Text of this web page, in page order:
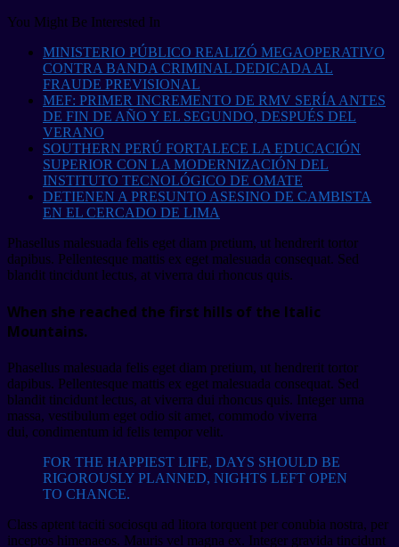
You Might Be Interested In
MINISTERIO PÚBLICO REALIZÓ MEGAOPERATIVO
CONTRA BANDA CRIMINAL DEDICADA AL
FRAUDE PREVISIONAL
MEF: PRIMER INCREMENTO DE RMV SERÍA ANTES
DE FIN DE AÑO Y EL SEGUNDO, DESPUÉS DEL
VERANO
SOUTHERN PERÚ FORTALECE LA EDUCACIÓN
SUPERIOR CON LA MODERNIZACIÓN DEL
INSTITUTO TECNOLÓGICO DE OMATE
DETIENEN A PRESUNTO ASESINO DE CAMBISTA
EN EL CERCADO DE LIMA
Phasellus malesuada felis eget diam pretium, ut hendrerit tortor
dapibus. Pellentesque mattis ex eget malesuada consequat. Sed
blandit tincidunt lectus, at viverra dui rhoncus quis.
When she reached the first hills of the Italic
Mountains.
Phasellus malesuada felis eget diam pretium, ut hendrerit tortor
dapibus. Pellentesque mattis ex eget malesuada consequat. Sed
blandit tincidunt lectus, at viverra dui rhoncus quis. Integer urna
massa, vestibulum eget odio sit amet, commodo viverra
dui, condimentum id felis tempor velit.
FOR THE HAPPIEST LIFE, DAYS SHOULD BE
RIGOROUSLY PLANNED, NIGHTS LEFT OPEN
TO CHANCE.
Class aptent taciti sociosqu ad litora torquent per conubia nostra, per
inceptos himenaeos. Mauris vel magna ex. Integer gravida tincidunt